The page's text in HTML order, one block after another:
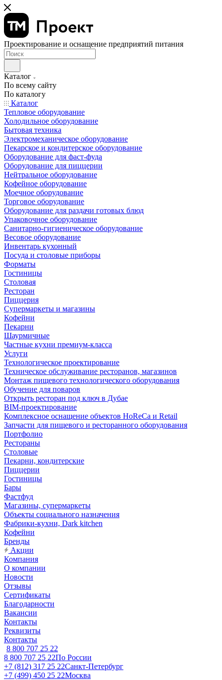
Проектирование и оснащение предприятий питания
Каталог
По всему сайту
По каталогу
Каталог
Тепловое оборудование
Холодильное оборудование
Бытовая техника
Электромеханическое оборудование
Пекарское и кондитерское оборудование
Оборудование для фаст-фуда
Оборудование для пиццерии
Нейтральное оборудование
Кофейное оборудование
Моечное оборудование
Торговое оборудование
Оборудование для раздачи готовых блюд
Упаковочное оборудование
Санитарно-гигиеническое оборудование
Весовое оборудование
Инвентарь кухонный
Посуда и столовые приборы
Форматы
Гостиницы
Столовая
Ресторан
Пиццерия
Супермаркеты и магазины
Кофейни
Пекарни
Шаурмичные
Частные кухни премиум-класса
Услуги
Технологическое проектирование
Техническое обслуживание ресторанов, магазинов
Монтаж пищевого технологического оборудования
Обучение для поваров
Открыть ресторан под ключ в Дубае
BIM-проектирование
Комплексное оснащение объектов HoReCa и Retail
Запчасти для пищевого и ресторанного оборудования
Портфолио
Рестораны
Столовые
Пекарни, кондитерские
Пиццерии
Гостиницы
Бары
Фастфуд
Магазины, супермаркеты
Объекты социального назначения
Фабрики-кухни, Dark kitchen
Кофейни
Бренды
Акции
Компания
О компании
Новости
Отзывы
Сертификаты
Благодарности
Вакансии
Контакты
Реквизиты
Контакты
8 800 707 25 22
8 800 707 25 22По России
+7 (812) 317 25 22Санкт-Петербург
+7 (499) 450 25 22Москва